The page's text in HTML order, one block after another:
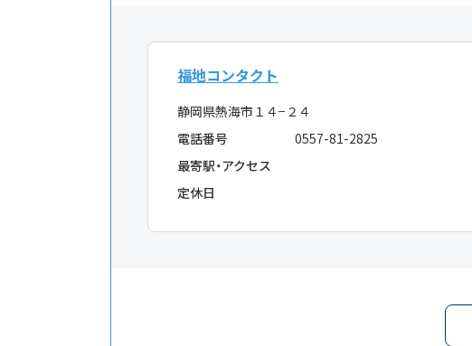
福地コンタクト
静岡県熱海市１４−２４
電話番号
0557-81-2825
最寄駅・アクセス
定休日